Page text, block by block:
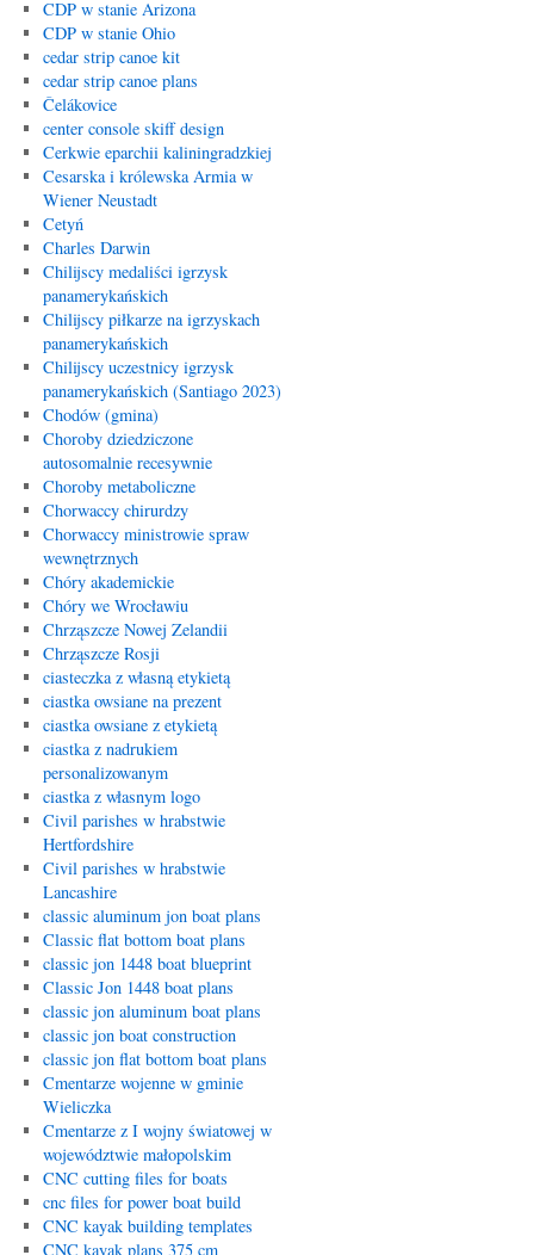
CDP w stanie Arizona
CDP w stanie Ohio
cedar strip canoe kit
cedar strip canoe plans
Čelákovice
center console skiff design
Cerkwie eparchii kaliningradzkiej
Cesarska i królewska Armia w
Wiener Neustadt
Cetyń
Charles Darwin
Chilijscy medaliści igrzysk
panamerykańskich
Chilijscy piłkarze na igrzyskach
panamerykańskich
Chilijscy uczestnicy igrzysk
panamerykańskich (Santiago 2023)
Chodów (gmina)
Choroby dziedziczone
autosomalnie recesywnie
Choroby metaboliczne
Chorwaccy chirurdzy
Chorwaccy ministrowie spraw
wewnętrznych
Chóry akademickie
Chóry we Wrocławiu
Chrząszcze Nowej Zelandii
Chrząszcze Rosji
ciasteczka z własną etykietą
ciastka owsiane na prezent
ciastka owsiane z etykietą
ciastka z nadrukiem
personalizowanym
ciastka z własnym logo
Civil parishes w hrabstwie
Hertfordshire
Civil parishes w hrabstwie
Lancashire
classic aluminum jon boat plans
Classic flat bottom boat plans
classic jon 1448 boat blueprint
Classic Jon 1448 boat plans
classic jon aluminum boat plans
classic jon boat construction
classic jon flat bottom boat plans
Cmentarze wojenne w gminie
Wieliczka
Cmentarze z I wojny światowej w
województwie małopolskim
CNC cutting files for boats
cnc files for power boat build
CNC kayak building templates
CNC kayak plans 375 cm